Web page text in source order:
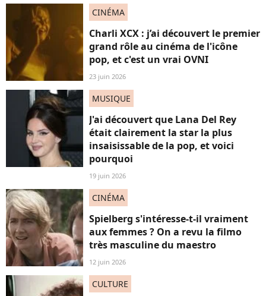
CINÉMA
Charli XCX : j’ai découvert le premier
grand rôle au cinéma de l'icône
pop, et c'est un vrai OVNI
23 juin 2026
MUSIQUE
J'ai découvert que Lana Del Rey
était clairement la star la plus
insaisissable de la pop, et voici
pourquoi
19 juin 2026
CINÉMA
Spielberg s'intéresse-t-il vraiment
aux femmes ? On a revu la filmo
très masculine du maestro
12 juin 2026
CULTURE